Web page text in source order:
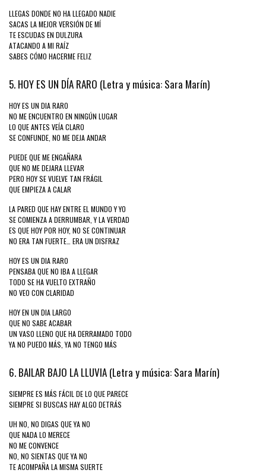
LLEGAS DONDE NO HA LLEGADO NADIE
SACAS LA MEJOR VERSIÓN DE MÍ
TE ESCUDAS EN DULZURA
ATACANDO A MI RAÍZ
SABES CÓMO HACERME FELIZ
5. HOY ES UN DÍA RARO (Letra y música: Sara Marín)
HOY ES UN DIA RARO
NO ME ENCUENTRO EN NINGÚN LUGAR
LO QUE ANTES VEÍA CLARO
SE CONFUNDE, NO ME DEJA ANDAR
PUEDE QUE ME ENGAÑARA
QUE NO ME DEJARA LLEVAR
PERO HOY SE VUELVE TAN FRÁGIL
QUE EMPIEZA A CALAR
LA PARED QUE HAY ENTRE EL MUNDO Y YO
SE COMIENZA A DERRUMBAR, Y LA VERDAD
ES QUE HOY POR HOY, NO SE CONTINUAR
NO ERA TAN FUERTE… ERA UN DISFRAZ
HOY ES UN DIA RARO
PENSABA QUE NO IBA A LLEGAR
TODO SE HA VUELTO EXTRAÑO
NO VEO CON CLARIDAD
HOY EN UN DIA LARGO
QUE NO SABE ACABAR
UN VASO LLENO QUE HA DERRAMADO TODO
YA NO PUEDO MÁS, YA NO TENGO MÁS
6. BAILAR BAJO LA LLUVIA (Letra y música: Sara Marín)
SIEMPRE ES MÁS FÁCIL DE LO QUE PARECE
SIEMPRE SI BUSCAS HAY ALGO DETRÁS
UH NO, NO DIGAS QUE YA NO
QUE NADA LO MERECE
NO ME CONVENCE
NO, NO SIENTAS QUE YA NO
TE ACOMPAÑA LA MISMA SUERTE